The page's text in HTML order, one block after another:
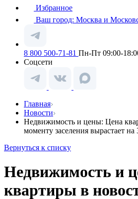
Избранное
Ваш город: Москва и
8 800 500-71-81 Пн-Пт 09:00-
Соцсети
Главная
Новости
Недвижимость и цены: Цена
моменту заселения вырастает на
Вернуться к списку
Недвижимость и
квартиры в